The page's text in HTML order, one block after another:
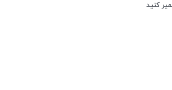
کنید